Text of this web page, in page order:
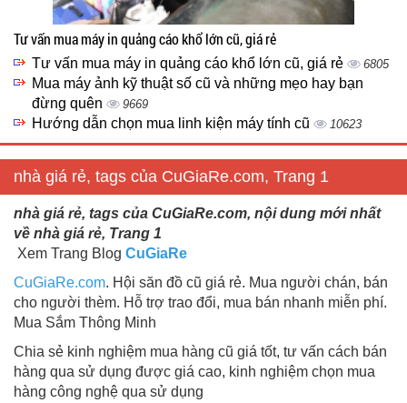
Tư vấn mua máy in quảng cáo khổ lớn cũ, giá rẻ
Tư vấn mua máy in quảng cáo khổ lớn cũ, giá rẻ 6805
Mua máy ảnh kỹ thuật số cũ và những mẹo hay bạn
đừng quên
9669
Hướng dẫn chọn mua linh kiện máy tính cũ 10623
nhà giá rẻ, tags của CuGiaRe.com, Trang 1
nhà giá rẻ, tags của CuGiaRe.com, nội dung mới nhất
về nhà giá rẻ, Trang 1
Xem Trang Blog CuGiaRe
CuGiaRe.com. Hội săn đồ cũ giá rẻ. Mua người chán, bán
cho người thèm. Hỗ trợ trao đổi, mua bán nhanh miễn phí.
Mua Sắm Thông Minh
Chia sẻ kinh nghiệm mua hàng cũ giá tốt, tư vấn cách bán
hàng qua sử dụng được giá cao, kinh nghiệm chọn mua
hàng công nghệ qua sử dụng